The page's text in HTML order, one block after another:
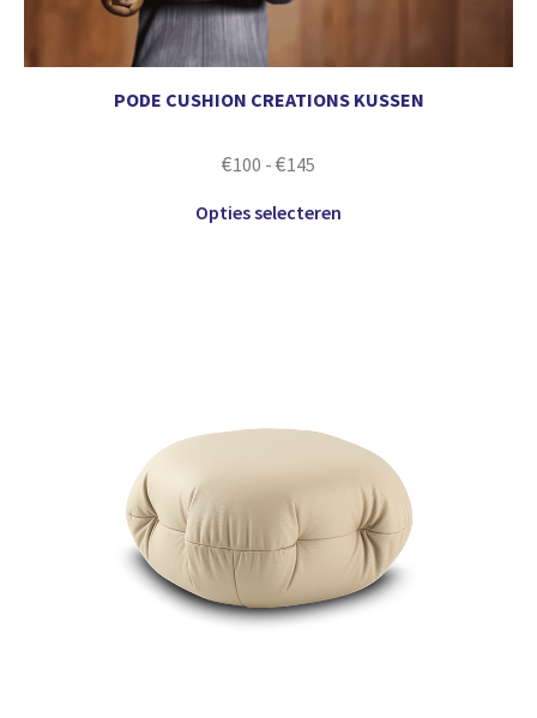
PODE CUSHION CREATIONS KUSSEN
€100 - €145
Opties selecteren